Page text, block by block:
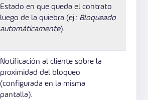
Estado en que queda el contrato
luego de la quiebra (ej.: Bloqueado
automáticamente).
Notificación al cliente sobre la
proximidad del bloqueo
(configurada en la misma
pantalla).